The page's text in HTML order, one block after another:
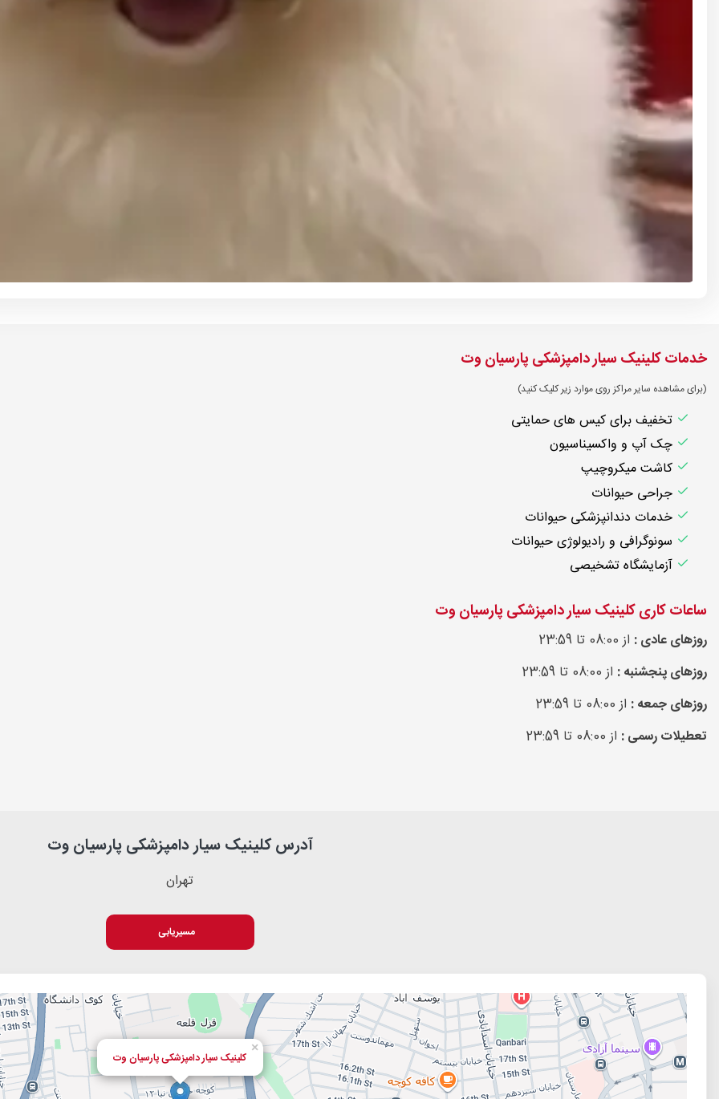
خدمات کلینیک سیار دامپزشکی پارسیان وت
(برای مشاهده سایر مراکز روی موارد زیر کلیک کنید)
تخفیف برای کیس های حمایتی
چک آپ و واکسیناسیون
کاشت میکروچیپ
جراحی حیوانات
خدمات دندانپزشکی حیوانات
سونوگرافی و رادیولوژی حیوانات
آزمایشگاه تشخیصی
ساعات کاری کلینیک سیار دامپزشکی پارسیان وت
روزهای عادی : از 08:00 تا 23:59
روزهای پنجشنبه : از 08:00 تا 23:59
روزهای جمعه : از 08:00 تا 23:59
تعطیلات رسمی : از 08:00 تا 23:59
آدرس کلینیک سیار دامپزشکی پارسیان وت
تهران
مسیریابی
کلینیک سیار دامپزشکی پارسیان وت
×